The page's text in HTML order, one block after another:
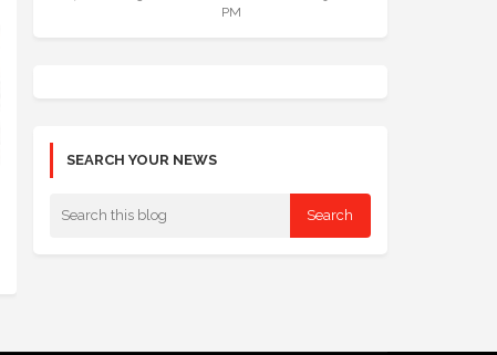
भेजा
PM
SEARCH YOUR NEWS